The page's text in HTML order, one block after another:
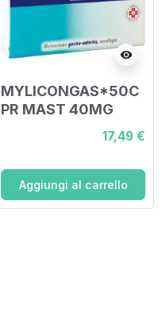
visibility
MYLICONGAS*50C
PR MAST 40MG
17,49 €
Aggiungi al carrello